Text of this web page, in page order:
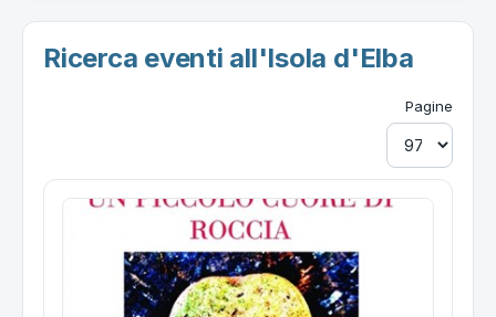
Ricerca eventi all'Isola d'Elba
Pagine